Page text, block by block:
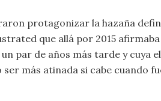
protagonizar la hazaña
que allá por 2015
un par de años más tarde y cuya
ser más atinada si cabe cuando